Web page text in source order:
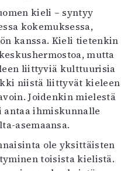
kieli – syntyy
kokemuksessa,
kanssa. Kieli tietenkin
mutta
liittyviä kulttuurisia
niistä liittyvät kieleen
Joidenkin mielestä
ihmiskunnalle
asemaansa.
ole yksittäisten
toisista kielistä.